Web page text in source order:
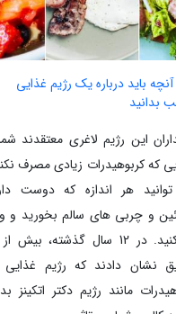
باید درباره یک رژیم غذایی
بدانید
این رژیم لاغری معتقدند
که کربوهیدرات زیادی مصرف
هر اندازه که دوست
و چربی های سالم بخورید و
نشان دادند که رژیم
مانند رژیم دکتر اتکینز